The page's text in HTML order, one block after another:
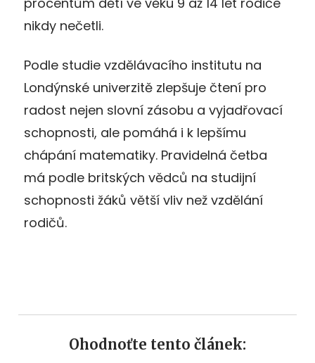
nikdy nečetli.
Podle studie vzdělávacího institutu na
Londýnské univerzitě zlepšuje čtení pro
radost nejen slovní zásobu a vyjadřovací
schopnosti, ale pomáhá i k lepšímu
chápání matematiky. Pravidelná četba
má podle britských vědců na studijní
schopnosti žáků větší vliv než vzdělání
rodičů.
Ohodnoťte tento článek: